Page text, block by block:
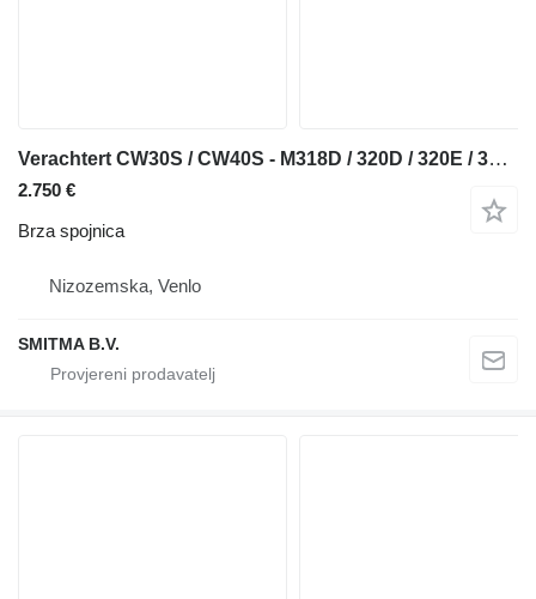
Verachtert CW30S / CW40S - M318D / 320D / 320E / 320F / 323D brza spojnica za Caterpillar M318D,320D, 320E ,320F, 323D bagera
2.750 €
Brza spojnica
Nizozemska, Venlo
SMITMA B.V.